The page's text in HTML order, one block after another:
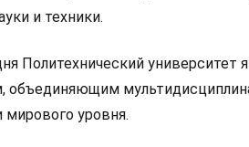
и техники.
Политехнический университет
объединяющим
мирового уровня.